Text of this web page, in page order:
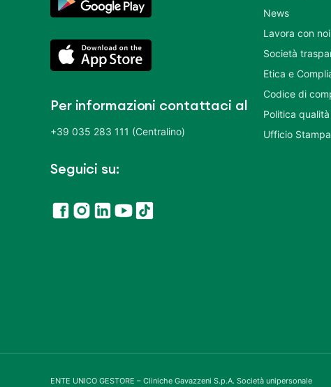
Per informazioni contattaci al
+39 035 283 111 (Centralino)
Seguici su:
News
Lavora con noi
Società
Etica e
Codice di
Politica
Ufficio
ENTE UNICO GESTORE – Cliniche Gavazzeni S.p.A. Società unipersonale